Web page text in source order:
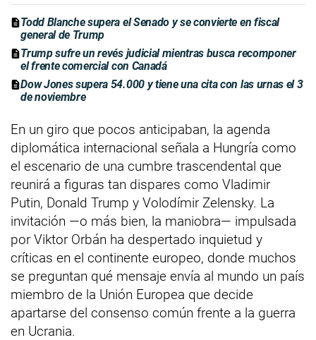
Todd Blanche supera el Senado y se convierte en fiscal
general de Trump
Trump sufre un revés judicial mientras busca recomponer
el frente comercial con Canadá
Dow Jones supera 54.000 y tiene una cita con las urnas el 3
de noviembre
En un giro que pocos anticipaban, la agenda
diplomática internacional señala a Hungría como
el escenario de una cumbre trascendental que
reunirá a figuras tan dispares como Vladimir
Putin, Donald Trump y Volodímir Zelensky. La
invitación —o más bien, la maniobra— impulsada
por Viktor Orbán ha despertado inquietud y
críticas en el continente europeo, donde muchos
se preguntan qué mensaje envía al mundo un país
miembro de la Unión Europea que decide
apartarse del consenso común frente a la guerra
en Ucrania.